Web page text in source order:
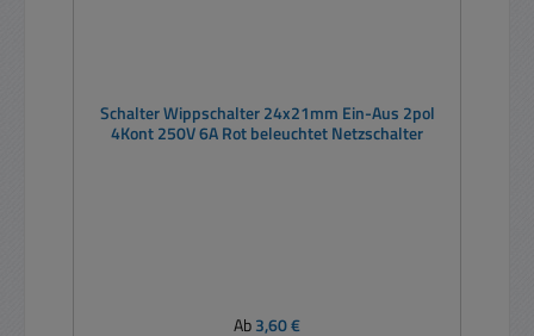
Schalter Wippschalter 24x21mm Ein-Aus 2pol
4Kont 250V 6A Rot beleuchtet Netzschalter
Regulärer Preis:
Ab3,60 €